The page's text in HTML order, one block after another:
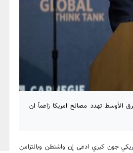
الأوسط تهدد مصالح امريكا زاعماً ان
جون كيري ادعى إن واشنطن وبالتزامن